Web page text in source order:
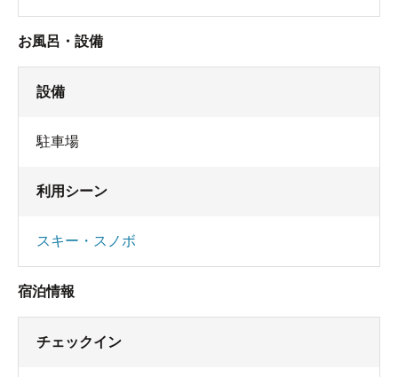
お風呂・設備
設備
駐車場
利用シーン
スキー・スノボ
宿泊情報
チェックイン